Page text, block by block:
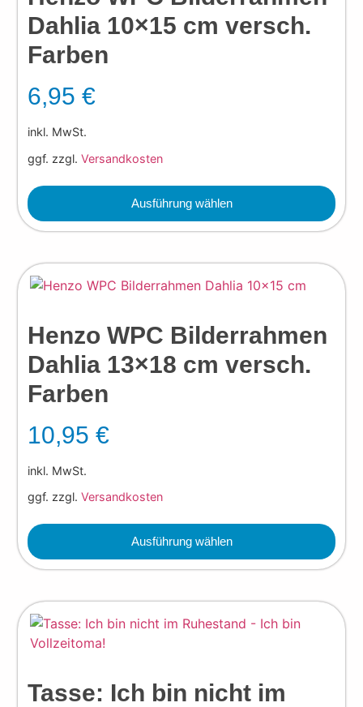
Dahlia 10×15 cm versch.
Farben
6,95€
inkl. MwSt.
ggf. zzgl.Versandkosten
Ausführung wählen
Henzo WPC Bilderrahmen
Dahlia 13×18 cm versch.
Farben
10,95€
inkl. MwSt.
ggf. zzgl.Versandkosten
Ausführung wählen
Tasse: Ich bin nicht im